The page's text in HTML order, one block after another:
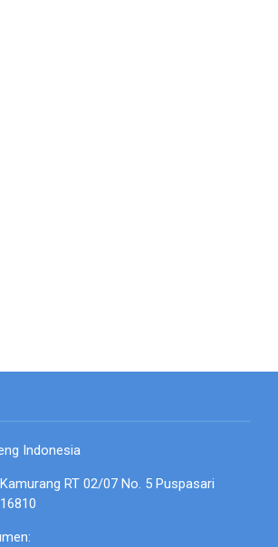
Indonesia
RT 02/07 No. 5 Puspasari